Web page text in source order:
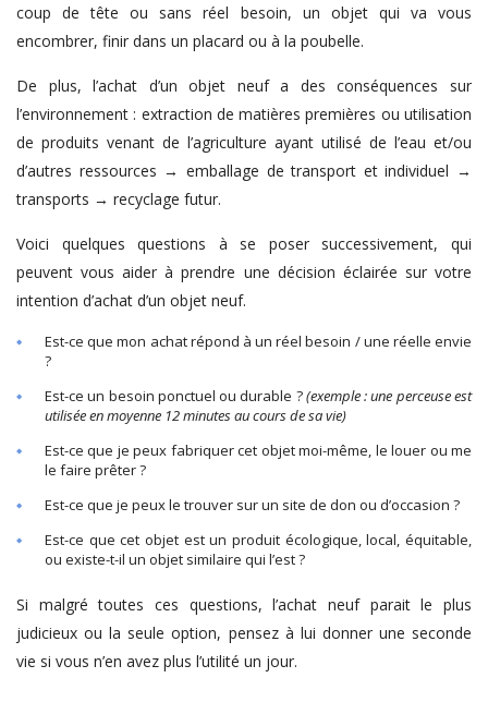
coup de tête ou sans réel besoin, un objet qui va vous
encombrer, finir dans un placard ou à la poubelle.
De plus, l’achat d’un objet neuf a des conséquences sur
l’environnement : extraction de matières premières ou utilisation
de produits venant de l’agriculture ayant utilisé de l’eau et/ou
d’autres ressources → emballage de transport et individuel →
transports → recyclage futur.
Voici quelques questions à se poser successivement, qui
peuvent vous aider à prendre une décision éclairée sur votre
intention d’achat d’un objet neuf.
Est-ce que mon achat répond à un réel besoin / une réelle envie
?
Est-ce un besoin ponctuel ou durable ?(exemple : une perceuse est
utilisée en moyenne 12 minutes au cours de sa vie)
Est-ce que je peux fabriquer cet objet moi-même, le louer ou me
le faire prêter ?
Est-ce que je peux le trouver sur un site de don ou d’occasion ?
Est-ce que cet objet est un produit écologique, local, équitable,
ou existe-t-il un objet similaire qui l’est ?
Si malgré toutes ces questions, l’achat neuf parait le plus
judicieux ou la seule option, pensez à lui donner une seconde
vie si vous n’en avez plus l’utilité un jour.